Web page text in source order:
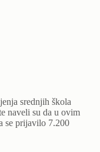
srednjih škola
naveli su da u ovim
se prijavilo 7.200